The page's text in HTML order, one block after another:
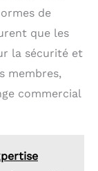
de
que les
la sécurité et
membres,
commercial